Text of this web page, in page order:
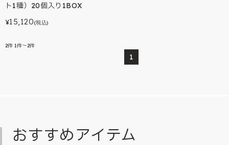
ト1種）20個入り1BOX
¥15,120(税込)
2件 1件～2件
1
おすすめアイテム